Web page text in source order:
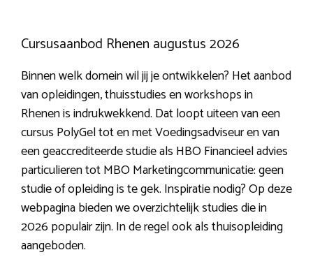
Cursusaanbod Rhenen augustus 2026
Binnen welk domein wil jij je ontwikkelen? Het aanbod
van opleidingen, thuisstudies en workshops in
Rhenen is indrukwekkend. Dat loopt uiteen van een
cursus PolyGel tot en met Voedingsadviseur en van
een geaccrediteerde studie als HBO Financieel advies
particulieren tot MBO Marketingcommunicatie: geen
studie of opleiding is te gek. Inspiratie nodig? Op deze
webpagina bieden we overzichtelijk studies die in
2026 populair zijn. In de regel ook als thuisopleiding
aangeboden.